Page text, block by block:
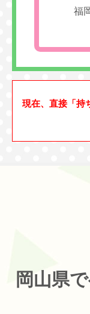
福
現在、直接「持
岡山県